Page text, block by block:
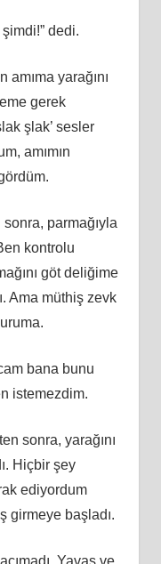
dedi.
yarağını
gerek
şlak’ sesler
amımın
sonra, parmağıyla
kontrolu
göt deliğime
Ama müthiş zevk
bana bunu
istemezdim.
sonra, yarağını
Hiçbir şey
ediyordum
girmeye başladı.
Yavaş ve